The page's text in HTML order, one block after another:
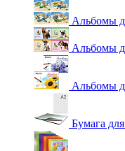
Альбомы
Альбомы
Альбомы
Бумага